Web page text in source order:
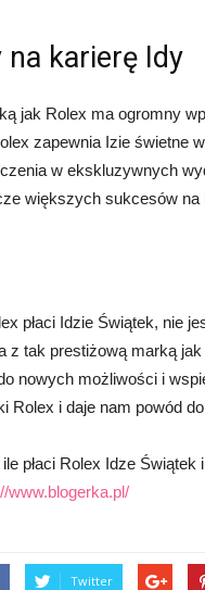
na karierę Idy
jak Rolex ma ogromny
zapewnia Izie świetne
w ekskluzywnych
większych sukcesów na
płaci Idzie Świątek, nie
z tak prestiżową marką
nowych możliwości i
Rolex i daje nam powód
płaci Rolex Idze
www.blogerka.pl/
Twitter